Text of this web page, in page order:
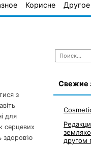
Корисне Другое
з
для
серцевих
здоров’ю
Найти:
Свежие
другом